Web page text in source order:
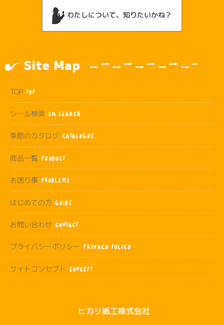
わたしについて、知りたいかね？
Site Map
TOP TOP
シール検索 SM SEARCH
季節のカタログ CATALOGUE
商品一覧 PRODUCT
お困り事 Problems
はじめての方 Guide
お問い合わせ CONTACT
プライバシーポリシー PRIVACY POLICY
サイトコンセプト CONCEPT
ヒカリ紙工株式会社